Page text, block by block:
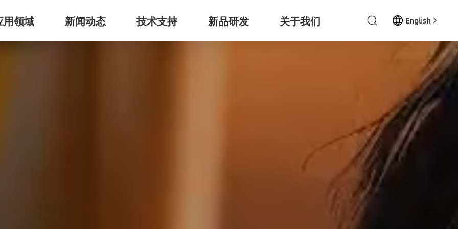
用领域 新闻动态 技术支持 新品研发 关于我们 English